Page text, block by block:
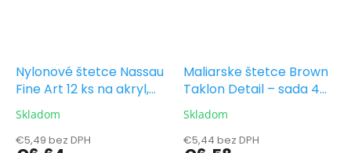
Nylonové štetce Nassau
Fine Art 12 ks na akryl,
akvarel a olej
Skladom
€5,49 bez DPH
Maliarske štetce Brown
Taklon Detail – sada 4
ks (10/0, 5/0, 3/0, 0)
Skladom
€5,44 bez DPH